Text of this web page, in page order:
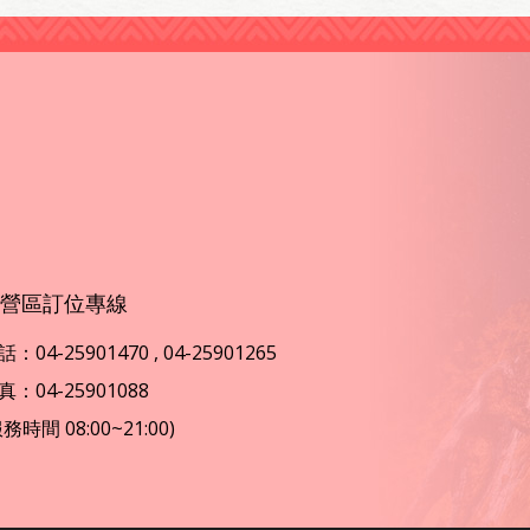
區訂位專線
：04-25901470 , 04-25901265
：04-25901088
時間 08:00~21:00)